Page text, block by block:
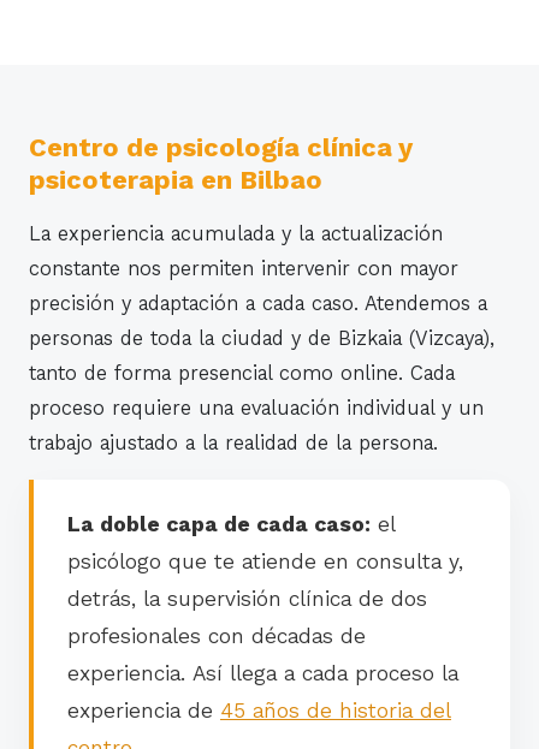
Centro de psicología clínica y
psicoterapia en Bilbao
La experiencia acumulada y la actualización
constante nos permiten intervenir con mayor
precisión y adaptación a cada caso. Atendemos a
personas de toda la ciudad y de Bizkaia (Vizcaya),
tanto de forma presencial como online. Cada
proceso requiere una evaluación individual y un
trabajo ajustado a la realidad de la persona.
La doble capa de cada caso: el
psicólogo que te atiende en consulta y,
detrás, la supervisión clínica de dos
profesionales con décadas de
experiencia. Así llega a cada proceso la
experiencia de 45 años de historia del